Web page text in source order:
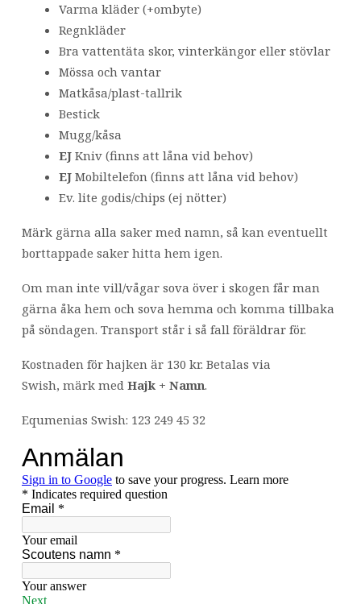
Varma kläder (+ombyte)
Regnkläder
Bra vattentäta skor, vinterkängor eller stövlar
Mössa och vantar
Matkåsa/plast-tallrik
Bestick
Mugg/kåsa
EJKniv (finns att låna vid behov)
EJMobiltelefon (finns att låna vid behov)
Ev. lite godis/chips (ej nötter)
Märk gärna alla saker med namn, så kan eventuellt
borttappade saker hitta hem igen.
Om man inte vill/vågar sova över i skogen får man
gärna åka hem och sova hemma och komma tillbaka
på söndagen. Transport står i så fall föräldrar för.
Kostnaden för hajken är 130 kr. Betalas via
Swish, märk med Hajk + Namn.
Equmenias Swish: 123 249 45 32